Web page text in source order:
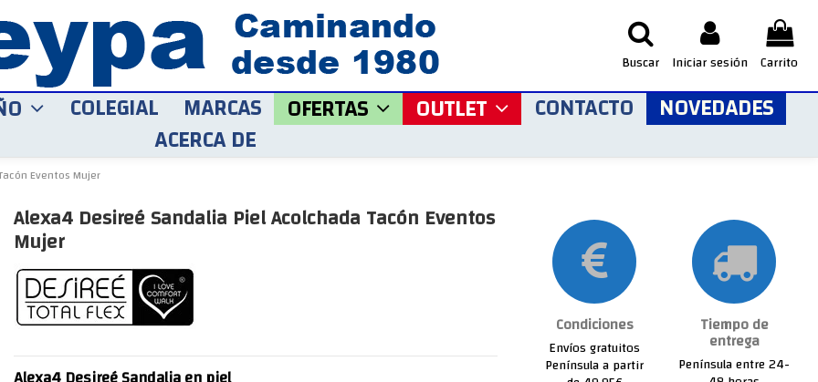
Buscar Iniciar sesión Carrito
COLEGIAL MARCAS OFERTAS OUTLET CONTACTO NOVEDADES
ACERCA DE
Eventos Mujer
Alexa4 Desireé Sandalia Piel Acolchada Tacón Eventos
Mujer
Condiciones
Envíos gratuitos
Península a partir
Tiempo de
entrega
Península entre 24-